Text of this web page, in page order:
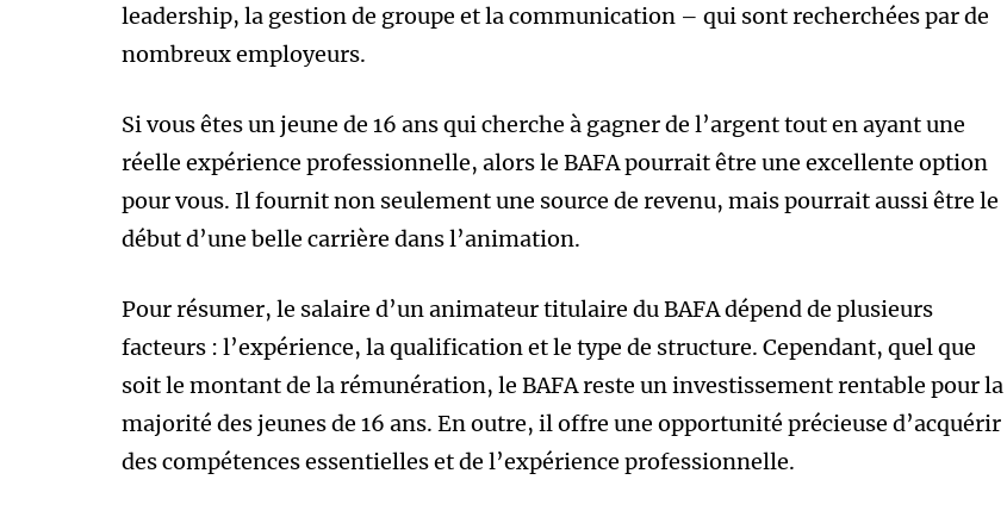
leadership, la gestion de groupe et la communication – qui sont recherchées par de
nombreux employeurs.
Si vous êtes un jeune de 16 ans qui cherche à gagner de l’argent tout en ayant une
réelle expérience professionnelle, alors le BAFA pourrait être une excellente option
pour vous. Il fournit non seulement une source de revenu, mais pourrait aussi être le
début d’une belle carrière dans l’animation.
Pour résumer, le salaire d’un animateur titulaire du BAFA dépend de plusieurs
facteurs : l’expérience, la qualification et le type de structure. Cependant, quel que
soit le montant de la rémunération, le BAFA reste un investissement rentable pour la
majorité des jeunes de 16 ans. En outre, il offre une opportunité précieuse d’acquérir
des compétences essentielles et de l’expérience professionnelle.